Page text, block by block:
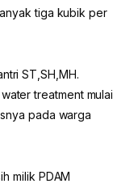
tiga kubik per
ST,SH,MH.
treatment mulai
pada warga
milik PDAM